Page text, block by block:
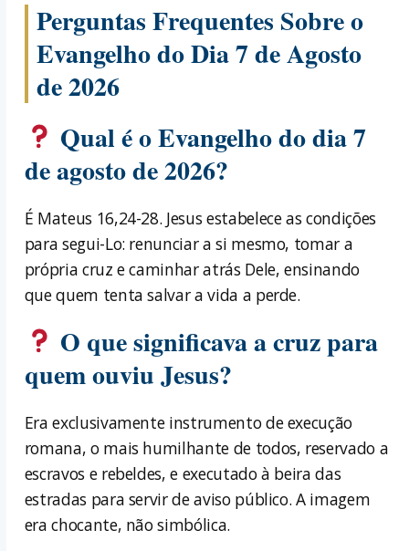
Perguntas Frequentes Sobre o
Evangelho do Dia 7 de Agosto
de 2026
Qual é o Evangelho do dia 7
de agosto de 2026?
É Mateus 16,24-28. Jesus estabelece as condições
para segui-Lo: renunciar a si mesmo, tomar a
própria cruz e caminhar atrás Dele, ensinando
que quem tenta salvar a vida a perde.
O que significava a cruz para
quem ouviu Jesus?
Era exclusivamente instrumento de execução
romana, o mais humilhante de todos, reservado a
escravos e rebeldes, e executado à beira das
estradas para servir de aviso público. A imagem
era chocante, não simbólica.